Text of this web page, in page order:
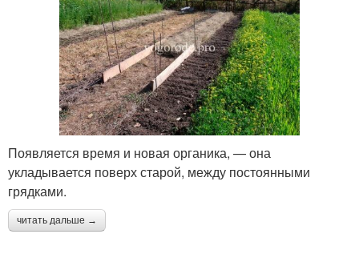
Появляется время и новая органика, — она
укладывается поверх старой, между постоянными
грядками.
читать дальше →